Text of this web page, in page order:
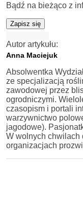
Bądź na bieżąco z
Zapisz się
Autor artykułu:
Anna Maciejuk
Absolwentka
ze specjalizacją
zawodowej przez
ogrodniczymi.
czasopism i portali
warzywnictwo
jagodowe).
W wolnych chwilach
organizacjach